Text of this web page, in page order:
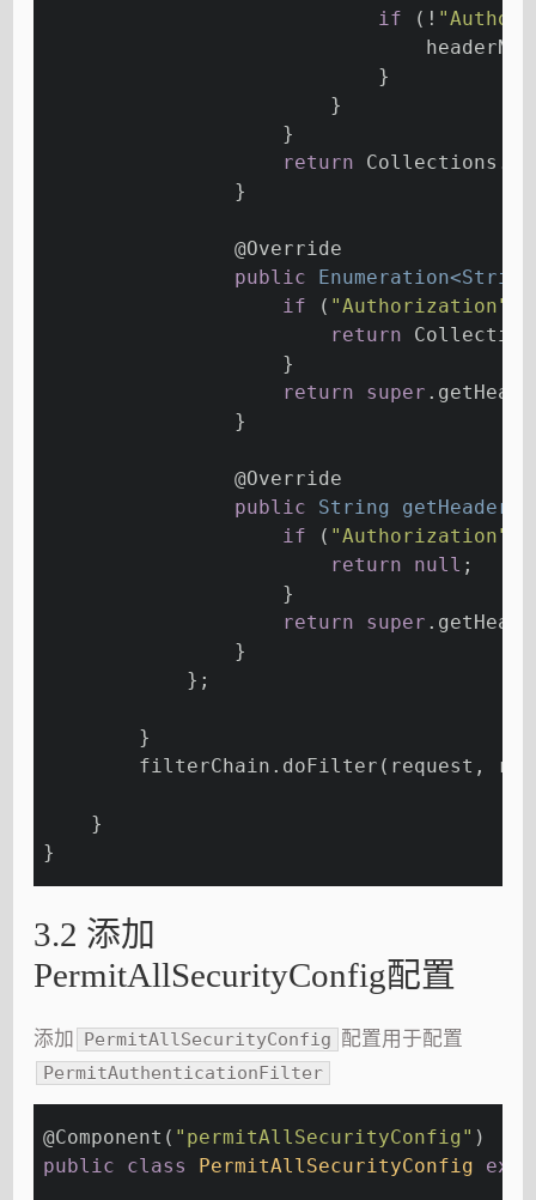
if (!
                            }
                        }
                    }
return
                }
@Override
public
if ( "Authorization"
return
                    }
return
super
                }
@Override
public String getHeader
if ( "Authorization"
return
null ;
                    }
return
super
                }
            };
        }
filterChain.doFilter(request,
    }
}
3.2 添加
PermitAllSecurityConfig配置
添加 PermitAllSecurityConfig 配置用于配置
PermitAuthenticationFilter
@Component ( "permitAllSecurityConfig" )
public
class PermitAllSecurityConfig